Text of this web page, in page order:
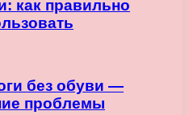
как правильно
без обуви —
проблемы